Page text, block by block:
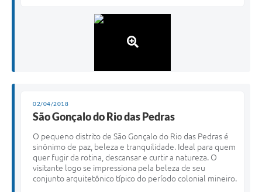
02/04/2018
São Gonçalo do Rio das Pedras
O pequeno distrito de São Gonçalo do Rio das Pedras é
sinônimo de paz, beleza e tranquilidade. Ideal para quem
quer fugir da rotina, descansar e curtir a natureza. O
visitante logo se impressiona pela beleza de seu
conjunto arquitetônico típico do período colonial mineiro.